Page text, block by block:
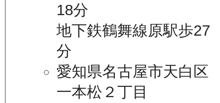
18分
地下鉄鶴舞線原駅歩27
分
愛知県名古屋市天白区
一本松２丁目